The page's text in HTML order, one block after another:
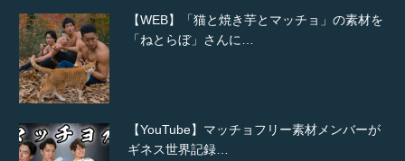
【WEB】「猫と焼き芋とマッチョ」の素材を
「ねとらぼ」さんに…
【YouTube】マッチョフリー素材メンバーが
ギネス世界記録…